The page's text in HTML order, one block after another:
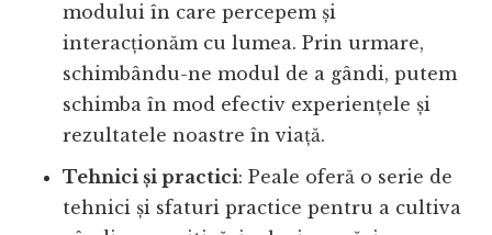
modului în care percepem și
interacționăm cu lumea. Prin urmare,
schimbându-ne modul de a gândi, putem
schimba în mod efectiv experiențele și
rezultatele noastre în viață.
Tehnici și practici: Peale oferă o serie de
tehnici și sfaturi practice pentru a cultiva